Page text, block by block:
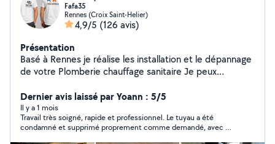
Fafa35
Rennes (Croix Saint-Helier)
4,9/5 (126 avis)
Présentation
Basé à Rennes je réalise les installation et le dépannage
de votre Plomberie chauffage sanitaire Je peux
débouchage WC) merci de me contacter.
Dernier avis laissé par Yoann : 5/5
Il y a 1 mois
Travail très soigné, rapide et professionnel. Le tuyau a été
condamné et supprimé proprement comme demandé, avec un